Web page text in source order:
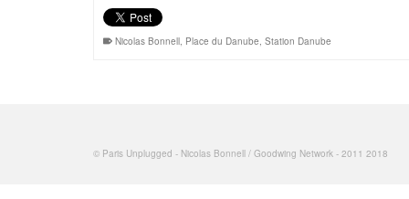
Nicolas Bonnell, Place du Danube, Station Danube
© Paris Unplugged - Nicolas Bonnell / Goodwing Network - 2011 2018